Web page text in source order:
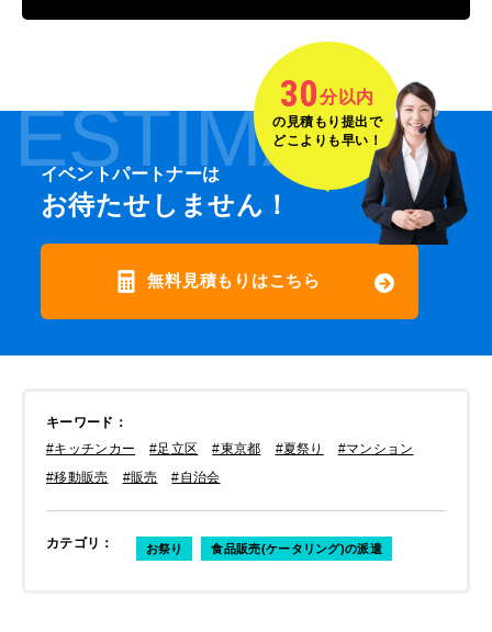
ESTIMATE
イベントパートナーは
お待たせしません！
無料見積もりはこちら
30分以内
の見積もり提出で
どこよりも早い！
キーワード ：
#キッチンカー
#足立区 #東京都 #夏祭り
#マンション
#移動販売
#販売 #自治会
カテゴリ ： お祭り 食品販売(ケータリング)の派遣